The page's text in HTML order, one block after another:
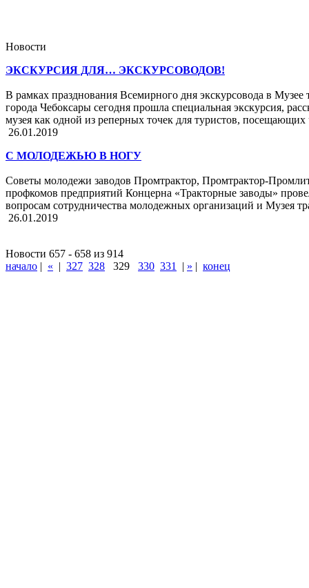
Новости
ЭКСКУРСИЯ ДЛЯ… ЭКСКУРСОВОДОВ!
В рамках празднования Всемирного дня экскурсовода в Музее
города Чебоксары сегодня прошла специальная экскурсия,
музея как одной из реперных точек для туристов,
26.01.2019
С МОЛОДЕЖЬЮ В НОГУ
Советы молодежи заводов Промтрактор, Промтрактор-
профкомов предприятий Концерна «Тракторные заводы»
вопросам сотрудничества молодежных организаций и Музея
26.01.2019
Новости 657 - 658 из 914
начало | « | 327 328 329 330 331 | » | конец